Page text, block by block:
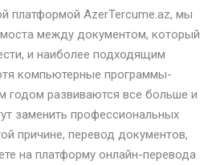
платформой AzerTercume.az, мы
между документом, который
и наиболее подходящим
компьютерные программы-
годом развиваются все больше и
заменить профессиональных
причине, перевод документов,
на платформу онлайн-перевода